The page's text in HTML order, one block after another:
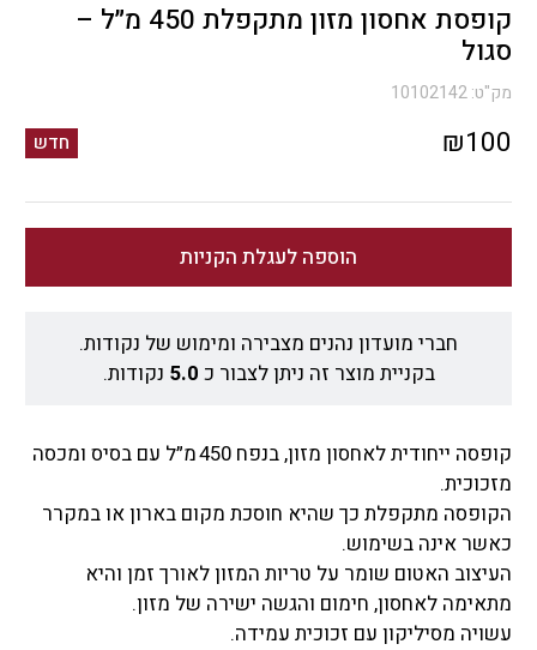
קופסת אחסון מזון מתקפלת 450 מ״ל –
סגול
מק"ט:10102142
₪100 חדש
הוספה לעגלת הקניות
חברי מועדון נהנים מצבירה ומימוש של נקודות.
בקניית מוצר זה ניתן לצבור כ 5.0 נקודות.
קופסה ייחודית לאחסון מזון, בנפח 450 מ״ל עם בסיס ומכסה
מזכוכית.
הקופסה מתקפלת כך שהיא חוסכת מקום בארון או במקרר
כאשר אינה בשימוש.
העיצוב האטום שומר על טריות המזון לאורך זמן והיא
מתאימה לאחסון, חימום והגשה ישירה של מזון.
עשויה מסיליקון עם זכוכית עמידה.